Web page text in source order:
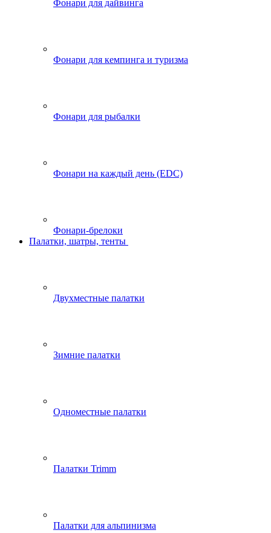
Фонари для дайвинга
Фонари для кемпинга и туризма
Фонари для рыбалки
Фонари на каждый день (EDC)
Фонари-брелоки
Палатки, шатры, тенты
Двухместные палатки
Зимние палатки
Одноместные палатки
Палатки Trimm
Палатки для альпинизма